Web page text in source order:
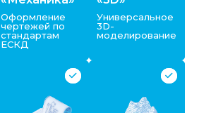
Оформление
чертежей по
стандартам
ЕСКД
Универсальное
3D-
моделирование